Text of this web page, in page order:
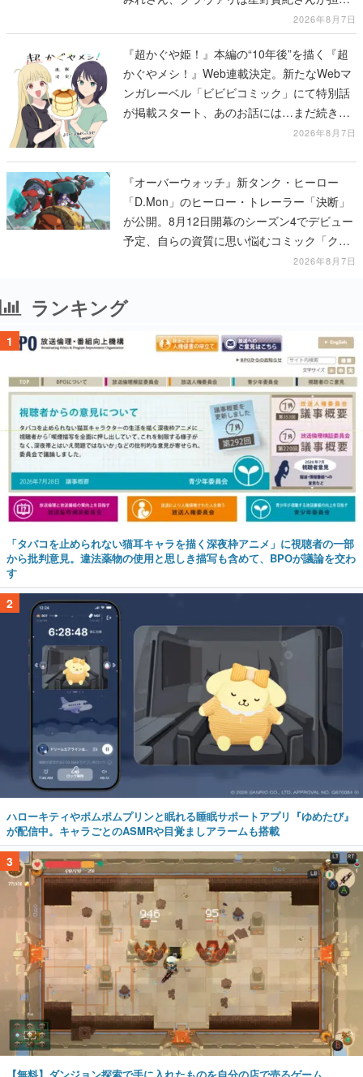
2026年8月7日
『超かぐや姫！』本編の“10年後”を描く『超
かぐやメシ！』Web連載決定。新たなWebマ
ンガレーベル「ビビビコミック」にて特別話
が掲載スタート、あのお話には…まだ続きが
2026年8月7日
『オーバーウォッチ』新タンク・ヒーロー
「D.Mon」のヒーロー・トレーラー「決断」
が公開。8月12日開幕のシーズン4でデビュー
予定、自らの資質に思い悩むコミック「クロ
2026年8月7日
ランキング
1
「タバコを止められない猫耳キャラを描く深夜枠アニメ」に視聴者の一部
から批判意見。違法薬物の使用と思しき描写も含めて、BPOが議論を交わ
す
2
ハローキティやポムポムプリンと眠れる睡眠サポートアプリ『ゆめたび』
が配信中。キャラごとのASMRや目覚ましアラームも搭載
3